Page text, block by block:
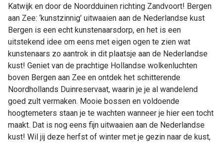
Katwijk en door de Noordduinen richting Zandvoort! Bergen
aan Zee: ‘kunstzinnig’ uitwaaien aan de Nederlandse kust
Bergen is een echt kunstenaarsdorp, en het is een
uitstekend idee om eens met eigen ogen te zien wat
kunstenaars zo aantrok in dit plaatsje aan de Nederlandse
kust! Geniet van de prachtige Hollandse wolkenluchten
boven Bergen aan Zee en ontdek het schitterende
Noordhollands Duinreservaat, waarin je je al wandelend
goed zult vermaken. Mooie bossen en voldoende
hoogtemeters staan je te wachten wanneer je hier een tocht
maakt. Dat is nog eens fijn uitwaaien aan de Nederlandse
kust! Wil jij deze herfst of winter met je gezin naar de kust,